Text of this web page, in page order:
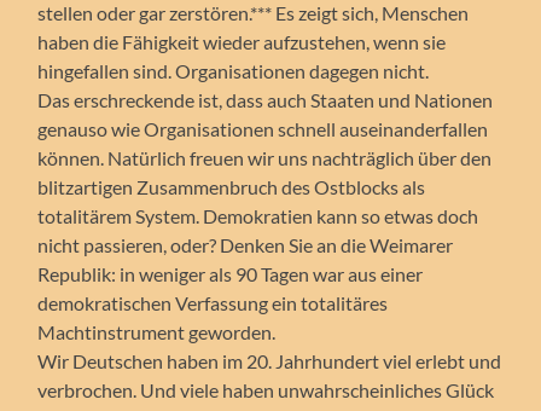
stellen oder gar zerstören.*** Es zeigt sich, Menschen
haben die Fähigkeit wieder aufzustehen, wenn sie
hingefallen sind. Organisationen dagegen nicht.
Das erschreckende ist, dass auch Staaten und Nationen
genauso wie Organisationen schnell auseinanderfallen
können. Natürlich freuen wir uns nachträglich über den
blitzartigen Zusammenbruch des Ostblocks als
totalitärem System. Demokratien kann so etwas doch
nicht passieren, oder? Denken Sie an die Weimarer
Republik: in weniger als 90 Tagen war aus einer
demokratischen Verfassung ein totalitäres
Machtinstrument geworden.
Wir Deutschen haben im 20. Jahrhundert viel erlebt und
verbrochen. Und viele haben unwahrscheinliches Glück